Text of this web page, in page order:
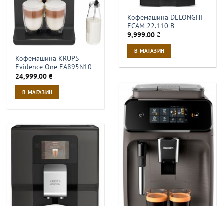
Кофемашина DELONGHI
ECAM 22.110 B
9,999.00₴
В МАГАЗИН
Кофемашина KRUPS
Evidence One EA895N10
24,999.00₴
В МАГАЗИН